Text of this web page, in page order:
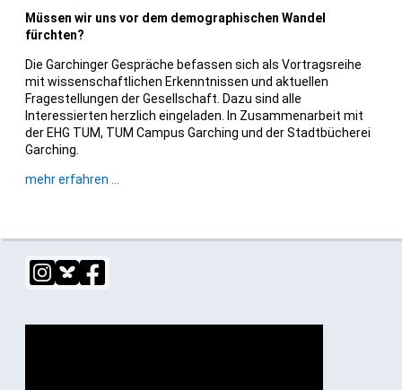
Müssen wir uns vor dem demographischen Wandel
fürchten?
Die Garchinger Gespräche befassen sich als Vortragsreihe
mit wissenschaftlichen Erkenntnissen und aktuellen
Fragestellungen der Gesellschaft. Dazu sind alle
Interessierten herzlich eingeladen. In Zusammenarbeit mit
der EHG TUM, TUM Campus Garching und der Stadtbücherei
Garching.
mehr erfahren …